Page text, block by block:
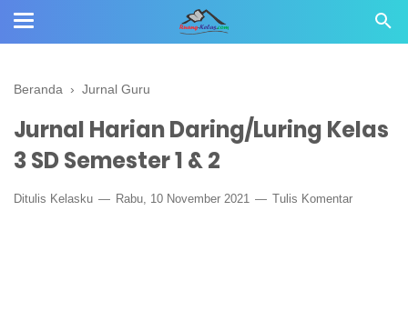
Beranda › Jurnal Guru
Jurnal Harian Daring/Luring Kelas
3 SD Semester 1 & 2
Ditulis Kelasku Rabu, 10 November 2021 Tulis Komentar